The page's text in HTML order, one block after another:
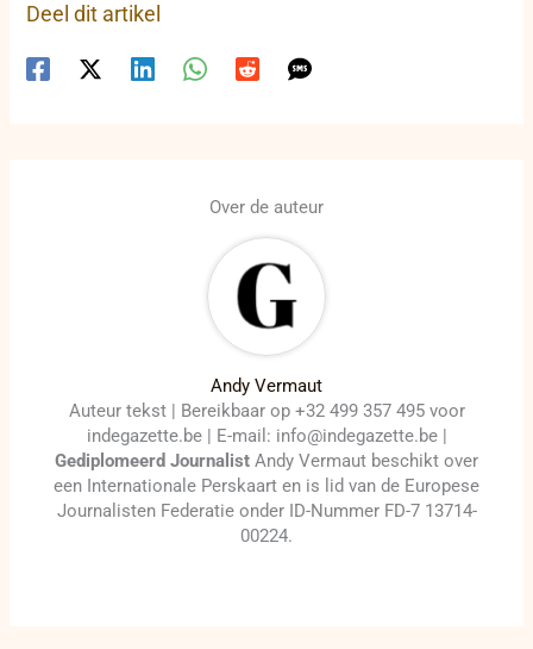
Deel dit artikel
Over de auteur
Andy Vermaut
Auteur tekst | Bereikbaar op +32 499 357 495 voor
indegazette.be | E-mail: info@indegazette.be |
Gediplomeerd Journalist Andy Vermaut beschikt over
een Internationale Perskaart en is lid van de Europese
Journalisten Federatie onder ID-Nummer FD-7 13714-
00224.